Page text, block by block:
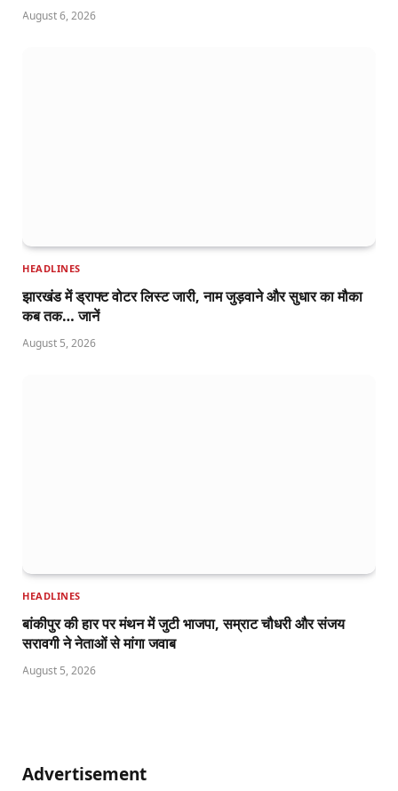
August 6, 2026
HEADLINES
झारखंड में ड्राफ्ट वोटर लिस्ट जारी, नाम जुड़वाने और सुधार का मौका
कब तक… जानें
August 5, 2026
HEADLINES
बांकीपुर की हार पर मंथन में जुटी भाजपा, सम्राट चौधरी और संजय
सरावगी ने नेताओं से मांगा जवाब
August 5, 2026
Advertisement